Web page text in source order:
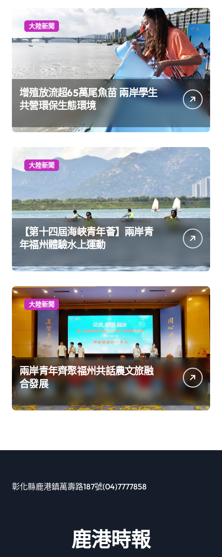
大陸新聞
增殖放流超65萬尾魚苗 兩岸學生
共營環保生態環境
大陸新聞
【第十四屆海峽青年薈】兩岸青
年福州體驗水上運動
大陸新聞
兩岸青年齊聚福州共話農文旅融
合發展
彰化縣鹿港鎮萬壽路187號(04)7777858
鹿港時報